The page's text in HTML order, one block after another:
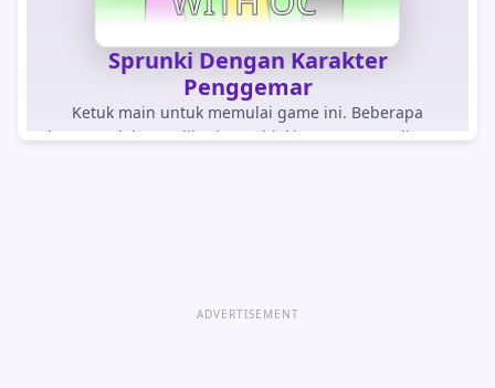
Sprunki Dengan Karakter
Penggemar
Ketuk main untuk memulai game ini. Beberapa
browser dalam aplikasi memblokir game yang dimuat
ADVERTISEMENT